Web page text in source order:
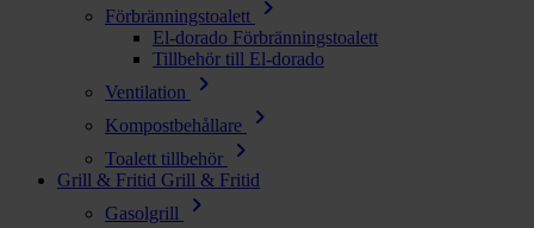
Förbränningstoalett
chevron_right
El-dorado Förbränningstoalett
Tillbehör till El-dorado
Ventilation
chevron_right
Kompostbehållare chevron_right
Toalett tillbehör chevron_right
Grill & Fritid Grill & Fritid
Gasolgrill
chevron_right